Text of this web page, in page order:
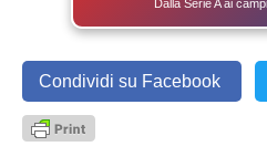
Dalla Serie A ai
Condividi su Facebook